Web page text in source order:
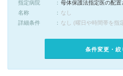
指定病院
母体保護法指定医の配
名称
なし
詳細条件
なし (曜日や時間帯を指
条件変更・絞